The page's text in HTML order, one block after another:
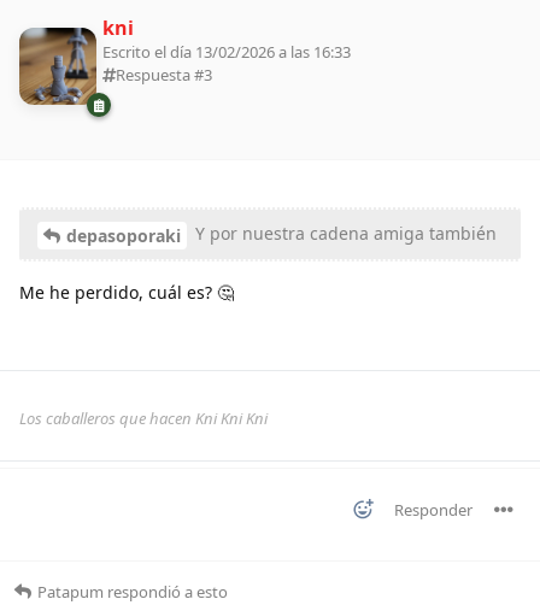
kni
Escrito el día 13/02/2026 a las 16:33
Respuesta #3
depasoporaki Y por nuestra cadena amiga también
Me he perdido, cuál es? 🤔
Los caballeros que hacen Kni Kni Kni
Responder
Patapum respondió a esto